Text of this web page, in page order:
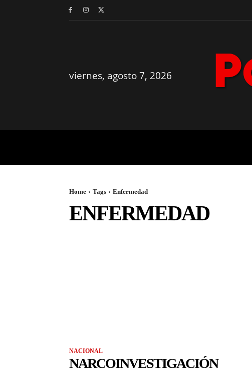
viernes, agosto 7, 2026
Home Tags Enfermedad
ENFERMEDAD
NACIONAL
NARCOINVESTIGACIÓN